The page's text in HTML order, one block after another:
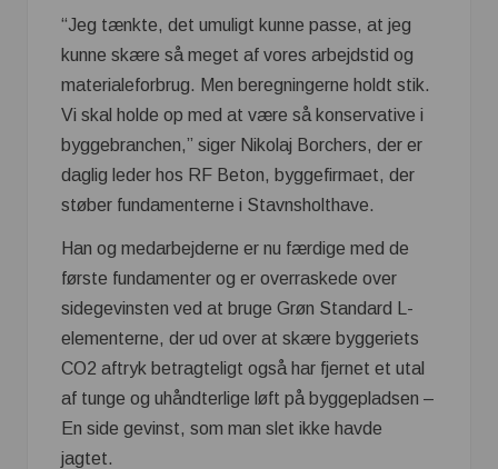
“Jeg tænkte, det umuligt kunne passe, at jeg
kunne skære så meget af vores arbejdstid og
materialeforbrug. Men beregningerne holdt stik.
Vi skal holde op med at være så konservative i
byggebranchen,” siger Nikolaj Borchers, der er
daglig leder hos RF Beton, byggefirmaet, der
støber fundamenterne i Stavnsholthave.
Han og medarbejderne er nu færdige med de
første fundamenter og er overraskede over
sidegevinsten ved at bruge Grøn Standard L-
elementerne, der ud over at skære byggeriets
CO2 aftryk betragteligt også har fjernet et utal
af tunge og uhåndterlige løft på byggepladsen –
En side gevinst, som man slet ikke havde
jagtet.